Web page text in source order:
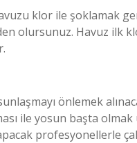
klor ile şoklamak
olursunuz. Havuz ilk
önlemek
ile yosun başta
profesyonellerle